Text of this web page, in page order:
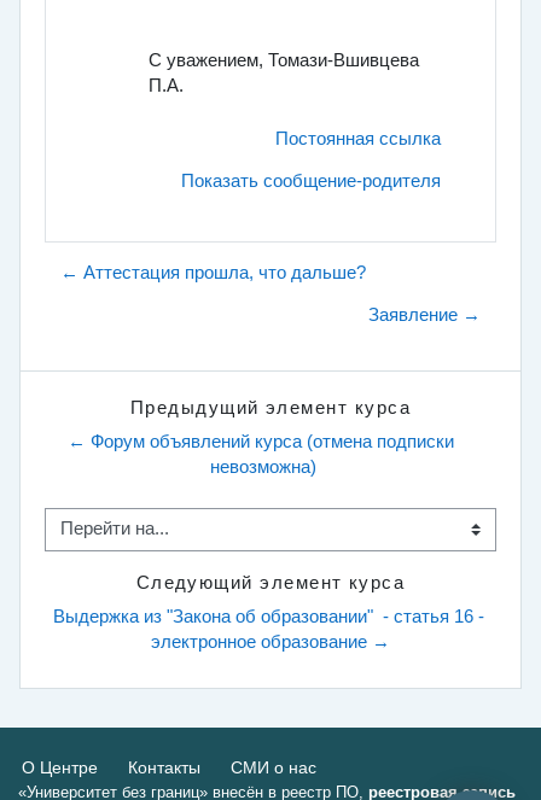
С уважением, Томази-Вшивцева
П.А.
Постоянная ссылка
Показать сообщение-родителя
← Аттестация прошла, что дальше?
Заявление →
Предыдущий элемент курса
← Форум объявлений курса (отмена подписки
невозможна)
Перейти на...
Следующий элемент курса
Выдержка из "Закона об образовании"  - статья 16 -
электронное образование →
О Центре Контакты СМИ о нас
«Университет без границ» внесён в реестр ПО, реестровая запись